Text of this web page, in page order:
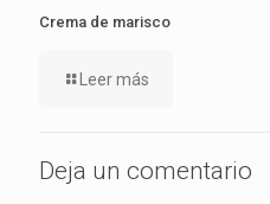
Crema de marisco
Leer más
Deja un comentario